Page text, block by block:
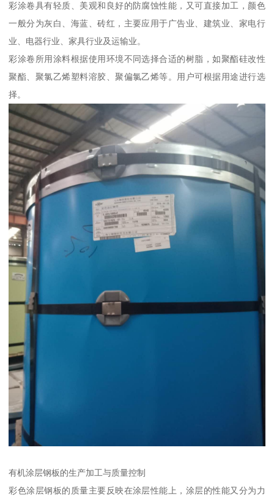
彩涂卷具有轻质、美观和良好的防腐蚀性能，又可直接加工，颜色
一般分为灰白、海蓝、砖红，主要应用于广告业、建筑业、家电行
业、电器行业、家具行业及运输业。
彩涂卷所用涂料根据使用环境不同选择合适的树脂，如聚酯硅改性
聚酯、聚氯乙烯塑料溶胶、聚偏氯乙烯等。用户可根据用途进行选
择。
有机涂层钢板的生产加工与质量控制
彩色涂层钢板的质量主要反映在涂层性能上，涂层的性能又分为力